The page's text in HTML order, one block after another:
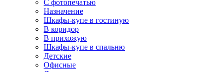
С фотопечатью
Назначение
Шкафы-купе в гостиную
В коридор
В прихожую
Шкафы-купе в спальню
Детские
Офисные